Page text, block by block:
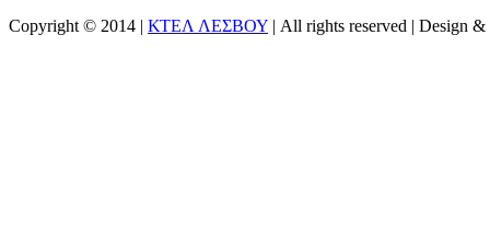
Copyright © 2014 | ΚΤΕΛ ΛΕΣΒΟΥ | All rights reserved | Design &